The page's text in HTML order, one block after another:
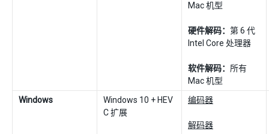
Mac 机型
硬件解码： 第 6 代
Intel Core 处理器
软件解码： 所有
Mac 机型
Windows
Windows 10 + HEV
C 扩展
编码器
解码器